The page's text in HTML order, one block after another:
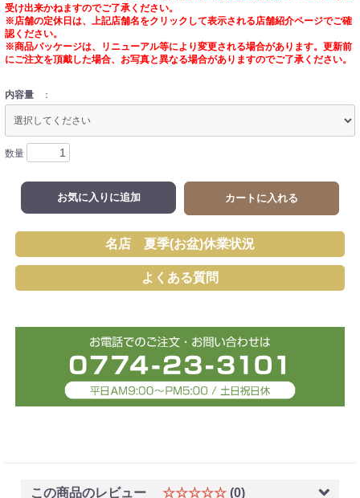
受け出来かねますのでご了承ください。
※店舗の定休日は、上記店舗名をクリックして表示される店舗紹介ページでご確
認ください。
※商品パッケージは、リニューアル等により変更される場合があります。更新前
にご注文を頂戴した場合、お写真と異なる場合がありますのでご了承ください。
内容量 ：
数量
お気に入りに追加 カートに入れる
名店 夏季(お盆)休業状況
よくある質問
この商品のレビュー ☆☆☆☆☆ (0)